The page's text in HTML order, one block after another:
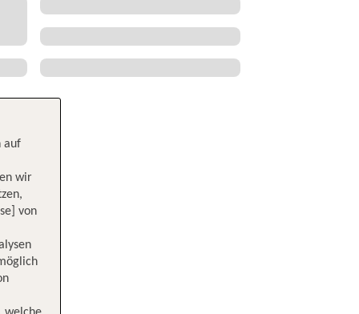
auf
wir
von